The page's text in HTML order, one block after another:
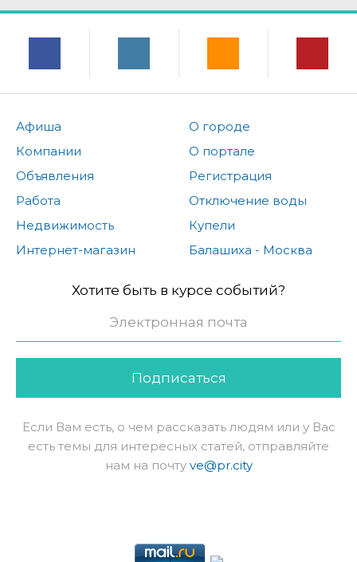
Афиша
Компании
Объявления
Работа
Недвижимость
Интернет-магазин
О городе
О портале
Регистрация
Отключение воды
Купели
Балашиха - Москва
Хотите быть в курсе событий?
Подписаться
Если Вам есть, о чем рассказать людям или у Вас
есть темы для интересных статей, отправляйте
нам на почту ve@pr.city